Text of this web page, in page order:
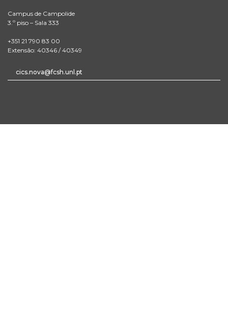
Campus de Campolide
3.º piso – Sala 333
+351 21 790 83 00
Extensão: 40346 / 40349
cics.nova@fcsh.unl.pt